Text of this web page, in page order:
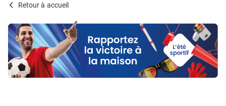
Retour à accueil